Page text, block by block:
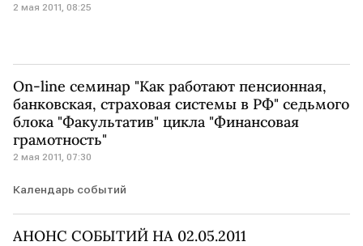
2 мая 2011, 08:25
On-line семинар "Как работают пенсионная,
банковская, страховая системы в РФ" седьмого
блока "Факультатив" цикла "Финансовая
грамотность"
2 мая 2011, 07:30
Календарь событий
АНОНС СОБЫТИЙ НА 02.05.2011